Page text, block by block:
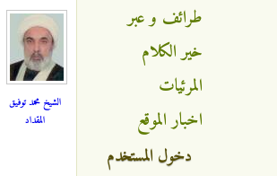
الشيخ محمد توفيق
المقداد
طرائف و عبر
خير الكلام
المرئيات
اخبار الموقع
دخول المستخدم